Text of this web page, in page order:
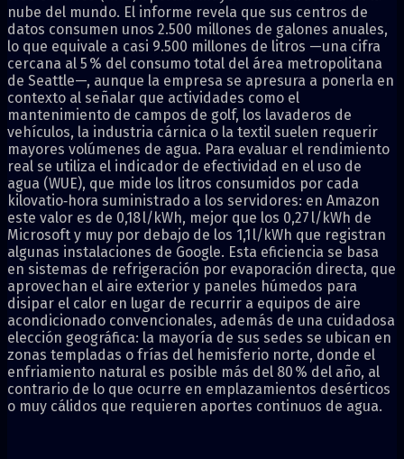
nube del mundo. El informe revela que sus centros de
datos consumen unos 2.500 millones de galones anuales,
lo que equivale a casi 9.500 millones de litros —una cifra
cercana al 5 % del consumo total del área metropolitana
de Seattle—, aunque la empresa se apresura a ponerla en
contexto al señalar que actividades como el
mantenimiento de campos de golf, los lavaderos de
vehículos, la industria cárnica o la textil suelen requerir
mayores volúmenes de agua. Para evaluar el rendimiento
real se utiliza el indicador de efectividad en el uso de
agua (WUE), que mide los litros consumidos por cada
kilovatio‑hora suministrado a los servidores: en Amazon
este valor es de 0,18 l/kWh, mejor que los 0,27 l/kWh de
Microsoft y muy por debajo de los 1,1 l/kWh que registran
algunas instalaciones de Google. Esta eficiencia se basa
en sistemas de refrigeración por evaporación directa, que
aprovechan el aire exterior y paneles húmedos para
disipar el calor en lugar de recurrir a equipos de aire
acondicionado convencionales, además de una cuidadosa
elección geográfica: la mayoría de sus sedes se ubican en
zonas templadas o frías del hemisferio norte, donde el
enfriamiento natural es posible más del 80 % del año, al
contrario de lo que ocurre en emplazamientos desérticos
o muy cálidos que requieren aportes continuos de agua.